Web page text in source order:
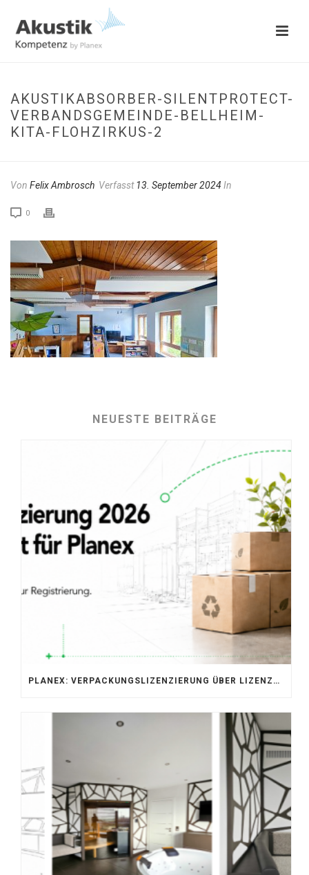
AKUSTIKABSORBER-SILENTPROTECT-
VERBANDSGEMEINDE-BELLHEIM-
KITA-FLOHZIRKUS-2
Von Felix Ambrosch Verfasst13. September 2024In
0
NEUESTE BEITRÄGE
PLANEX: VERPACKUNGSLIZENZIERUNG ÜBER LIZENZERO & LUCID 2026